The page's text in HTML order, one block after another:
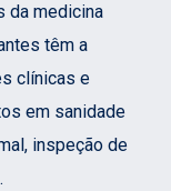
da medicina
têm a
clínicas e
em sanidade
inspeção de